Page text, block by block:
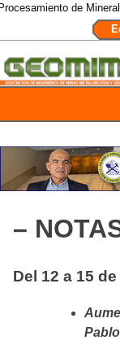
de Minerales / 6 al 9
–
Del 12 a 15